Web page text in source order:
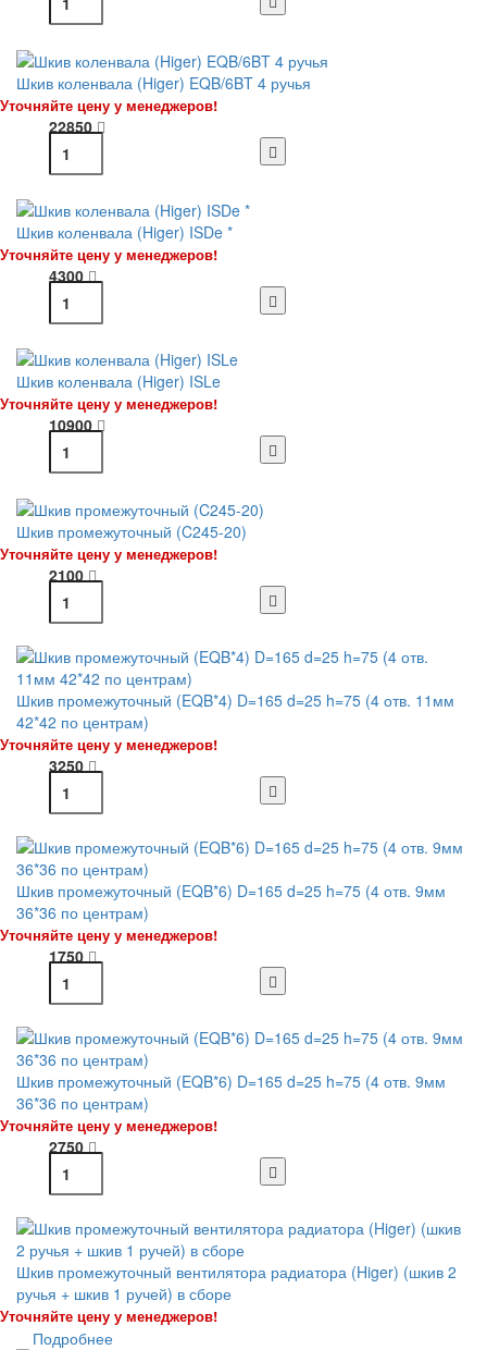
Шкив коленвала (Higer) EQB/6BT 4 ручья
Уточняйте цену у менеджеров!
22850
Шкив коленвала (Higer) ISDe *
Уточняйте цену у менеджеров!
4300
Шкив коленвала (Higer) ISLe
Уточняйте цену у менеджеров!
10900
Шкив промежуточный (C245-20)
Уточняйте цену у менеджеров!
2100
Шкив промежуточный (EQB*4) D=165 d=25 h=75 (4 отв. 11мм
42*42 по центрам)
Уточняйте цену у менеджеров!
3250
Шкив промежуточный (EQB*6) D=165 d=25 h=75 (4 отв. 9мм
36*36 по центрам)
Уточняйте цену у менеджеров!
1750
Шкив промежуточный (EQB*6) D=165 d=25 h=75 (4 отв. 9мм
36*36 по центрам)
Уточняйте цену у менеджеров!
2750
Шкив промежуточный вентилятора радиатора (Higer) (шкив 2
ручья + шкив 1 ручей) в сборе
Уточняйте цену у менеджеров!
Подробнее